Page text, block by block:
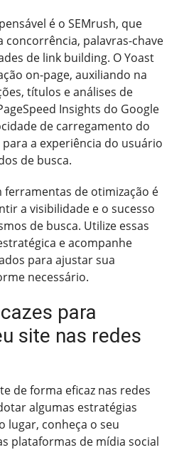
é o SEMrush, que
concorrência, palavras-chave
de link building. O Yoast
on-page, auxiliando na
títulos e análises de
Insights do Google
de carregamento do
a experiência do usuário
de busca.
ferramentas de otimização é
a visibilidade e o sucesso
de busca. Utilize essas
e acompanhe
para ajustar sua
necessário.
para
site nas redes
de forma eficaz nas redes
algumas estratégias
lugar, conheça o seu
plataformas de mídia social